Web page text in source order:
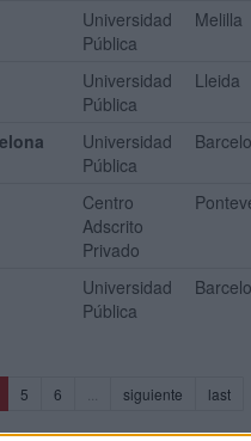
Universidad
Pública
Melilla
Universidad
Pública
Lleida
Universidad
Pública
Centro
Adscrito
Privado
Universidad
Pública
(current)
5 6 siguiente last